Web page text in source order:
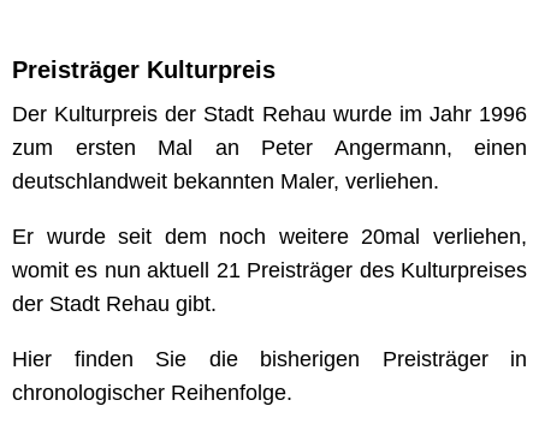
Preisträger
Preisträger Kulturpreis
Der Kulturpreis der Stadt Rehau wurde im Jahr 1996
zum ersten Mal an Peter Angermann, einen
deutschlandweit bekannten Maler, verliehen.
Er wurde seit dem noch weitere 20mal verliehen,
womit es nun aktuell 21 Preisträger des Kulturpreises
der Stadt Rehau gibt.
Hier finden Sie die bisherigen Preisträger in
chronologischer Reihenfolge.